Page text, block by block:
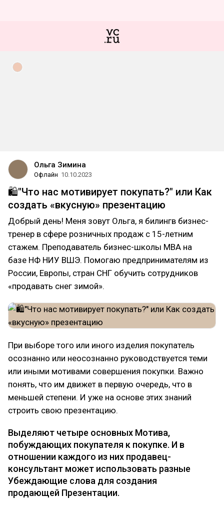
Ольга Зимина
Офлайн 10.10.2023
🛍️"Что нас мотивирует покупать?" или Как
создать «вкусную» презентацию
Добрый день! Меня зовут Ольга, я билингв бизнес-
тренер в сфере розничных продаж с 15-летним
стажем. Преподаватель бизнес-школы MBA на
базе НФ НИУ ВШЭ. Помогаю предпринимателям из
России, Европы, стран СНГ обучить сотрудников
«продавать снег зимой».
При выборе того или иного изделия покупатель
осознанно или неосознанно руководствуется теми
или иными мотивами совершения покупки. Важно
понять, что им движет в первую очередь, что в
меньшей степени. И уже на основе этих знаний
строить свою презентацию.
Выделяют четыре основных Мотива,
побуждающих покупателя к покупке. И в
отношении каждого из них продавец-
консультант может использовать разные
Убеждающие слова для создания
продающей Презентации.